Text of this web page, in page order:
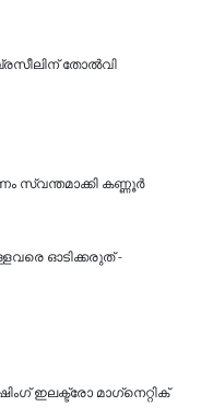
തോൽവി
സ്വന്തമാക്കി കണ്ണൂർ
ഓടിക്കരുത് -
ഇലക്ട്രോ മാഗ്‌നെറ്റിക്